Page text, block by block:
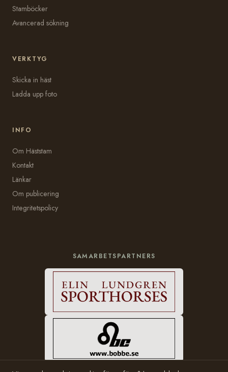
Stamböcker
Avancerad sökning
VERKTYG
Skicka in häst
Ladda upp foto
INFO
Om Häststam
Kontakt
Länkar
Om publicering
Integritetspolicy
SAMARBETSPARTNERS